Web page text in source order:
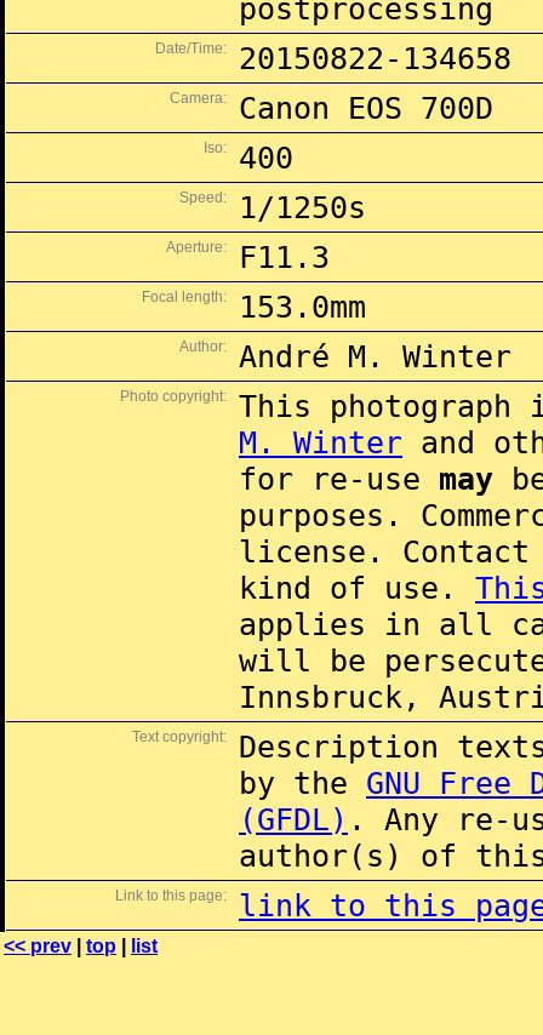
postprocessing
Date/Time: 20150822-134658
Camera: Canon EOS 700D
Iso: 400
Speed: 1/1250s
Aperture: F11.3
Focal length: 153.0mm
Author: André M. Winter
Photo copyright:
This
M. Winter and
for re-use may
purposes.
license.
kind of use.
applies in all
will be
Innsbruck,
Text copyright:
Description
by the GNU Free
(GFDL) . Any re-
author(s) of this
Link to this page: link to this
<< prev top list